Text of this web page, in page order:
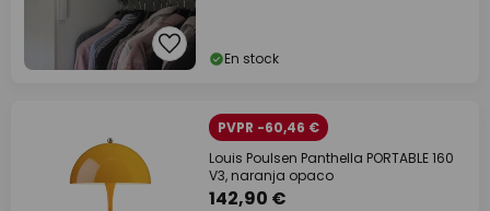
En stock
PVPR -60,46 €
Louis Poulsen Panthella PORTABLE 160
V3, naranja opaco
142,90 €